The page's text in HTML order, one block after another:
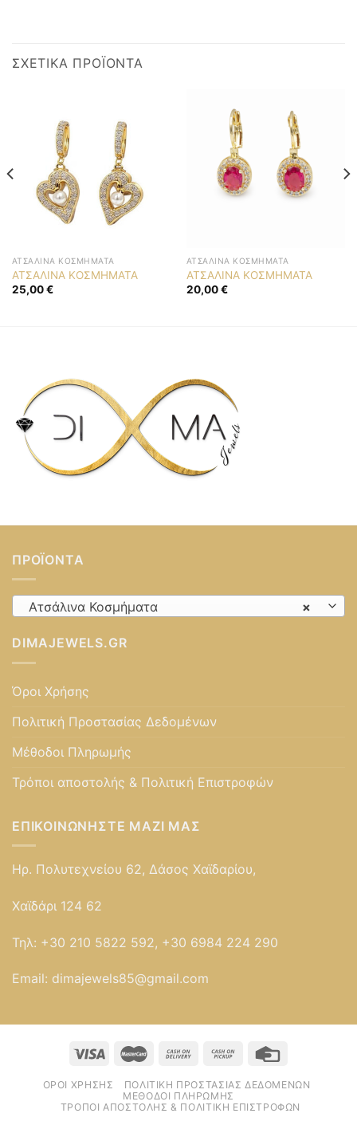
ΣΧΕΤΙΚΆ ΠΡΟΪΌΝΤΑ
ΑΤΣΆΛΙΝΑ ΚΟΣΜΉΜΑΤΑ
ΑΤΣΑΛΙΝΑ ΚΟΣΜΗΜΑΤΑ
25,00€
ΑΤΣΆΛΙΝΑ ΚΟΣΜΉΜΑΤΑ
ΑΤΣΑΛΙΝΑ ΚΟΣΜΗΜΑΤΑ
20,00€
ΠΡΟΪΌΝΤΑ
×
Ατσάλινα Κοσμήματα
DIMAJEWELS.GR
Όροι Χρήσης
Πολιτική Προστασίας Δεδομένων
Μέθοδοι Πληρωμής
Τρόποι αποστολής & Πολιτική Επιστροφών
ΕΠΙΚΟΙΝΩΝΉΣΤΕ ΜΑΖΊ ΜΑΣ
Ηρ. Πολυτεχνείου 62, Δάσος Χαϊδαρίου,
Χαϊδάρι 124 62
Τηλ: +30 210 5822 592, +30 6984 224 290
Email: dimajewels85@gmail.com
ΌΡΟΙ ΧΡΉΣΗΣ
ΠΟΛΙΤΙΚΉ ΠΡΟΣΤΑΣΊΑΣ ΔΕΔΟΜΈΝΩΝ
ΜΈΘΟΔΟΙ ΠΛΗΡΩΜΉΣ
ΤΡΌΠΟΙ ΑΠΟΣΤΟΛΉΣ & ΠΟΛΙΤΙΚΉ ΕΠΙΣΤΡΟΦΏΝ